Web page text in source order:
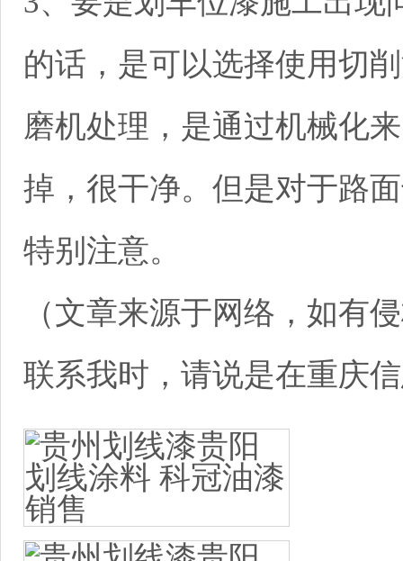
的话，是可以选择使用切
磨机处理，是通过机械化
掉，很干净。但是对于路
特别注意。
（文章来源于网络，如有
联系我时，请说是在重庆